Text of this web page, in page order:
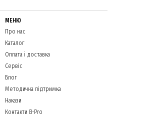
МЕНЮ
Про нас
Каталог
Оплата і доставка
Сервіс
Блог
Методична підтримка
Накази
Контакти B-Pro